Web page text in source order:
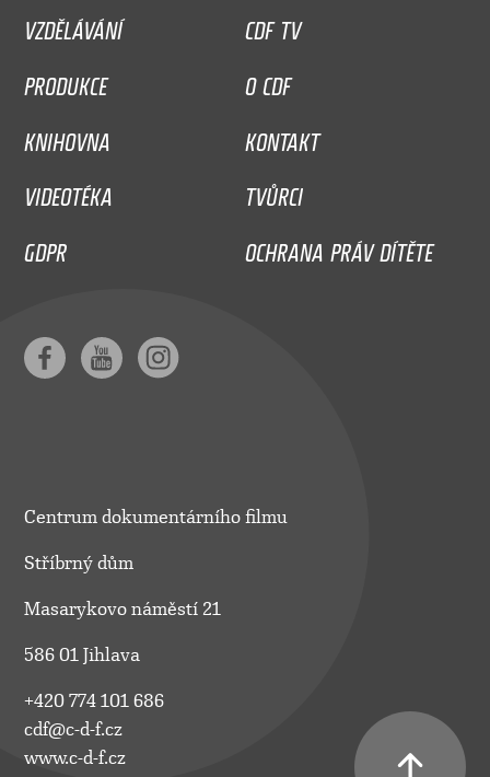
VZDĚLÁVÁNÍ
CDF TV
PRODUKCE
O CDF
KNIHOVNA
KONTAKT
VIDEOTÉKA
TVŮRCI
GDPR
OCHRANA PRÁV DÍTĚTE
Centrum dokumentárního filmu
Stříbrný dům
Masarykovo náměstí 21
586 01 Jihlava
+420 774 101 686
cdf@c-d-f.cz
www.c-d-f.cz